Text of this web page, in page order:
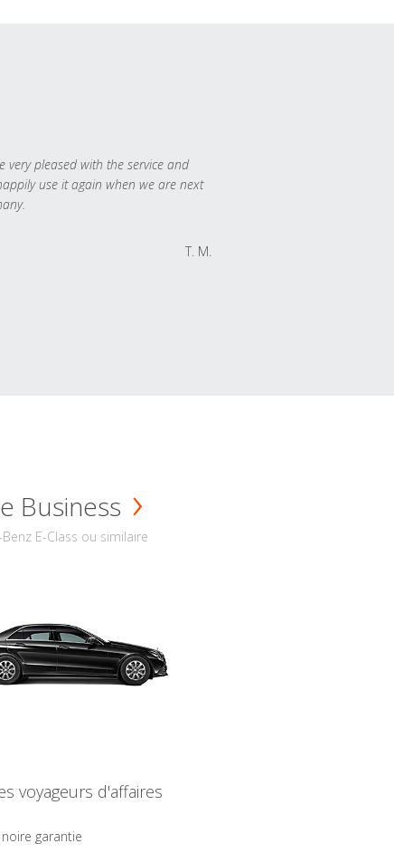
very pleased with the service and
use it again when we are next
T. M.
Business
E-Class ou similaire
voyageurs d'affaires
garantie